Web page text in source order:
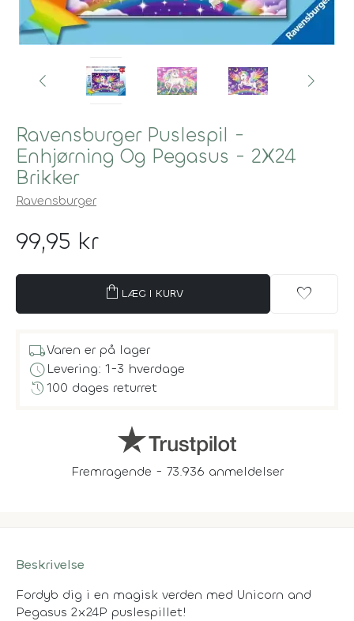
Ravensburger Puslespil -
Enhjørning Og Pegasus - 2X24
Brikker
Ravensburger
99,95 kr
shopping_bag LÆG I KURV favorite
local_shippingVaren er på lager
scheduleLevering: 1-3 hverdage
history100 dages returret
Fremragende - 73.936 anmeldelser
Beskrivelse
Fordyb dig i en magisk verden med Unicorn and
Pegasus 2x24P puslespillet!